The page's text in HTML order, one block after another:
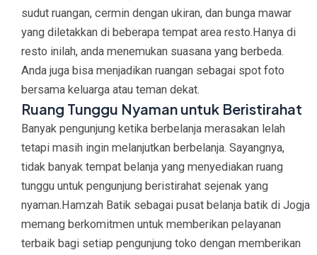
sudut ruangan, cermin dengan ukiran, dan bunga mawar
yang diletakkan di beberapa tempat area resto.Hanya di
resto inilah, anda menemukan suasana yang berbeda.
Anda juga bisa menjadikan ruangan sebagai spot foto
bersama keluarga atau teman dekat.
Ruang Tunggu Nyaman untuk Beristirahat
Banyak pengunjung ketika berbelanja merasakan lelah
tetapi masih ingin melanjutkan berbelanja. Sayangnya,
tidak banyak tempat belanja yang menyediakan ruang
tunggu untuk pengunjung beristirahat sejenak yang
nyaman.Hamzah Batik sebagai pusat belanja batik di Jogja
memang berkomitmen untuk memberikan pelayanan
terbaik bagi setiap pengunjung toko dengan memberikan